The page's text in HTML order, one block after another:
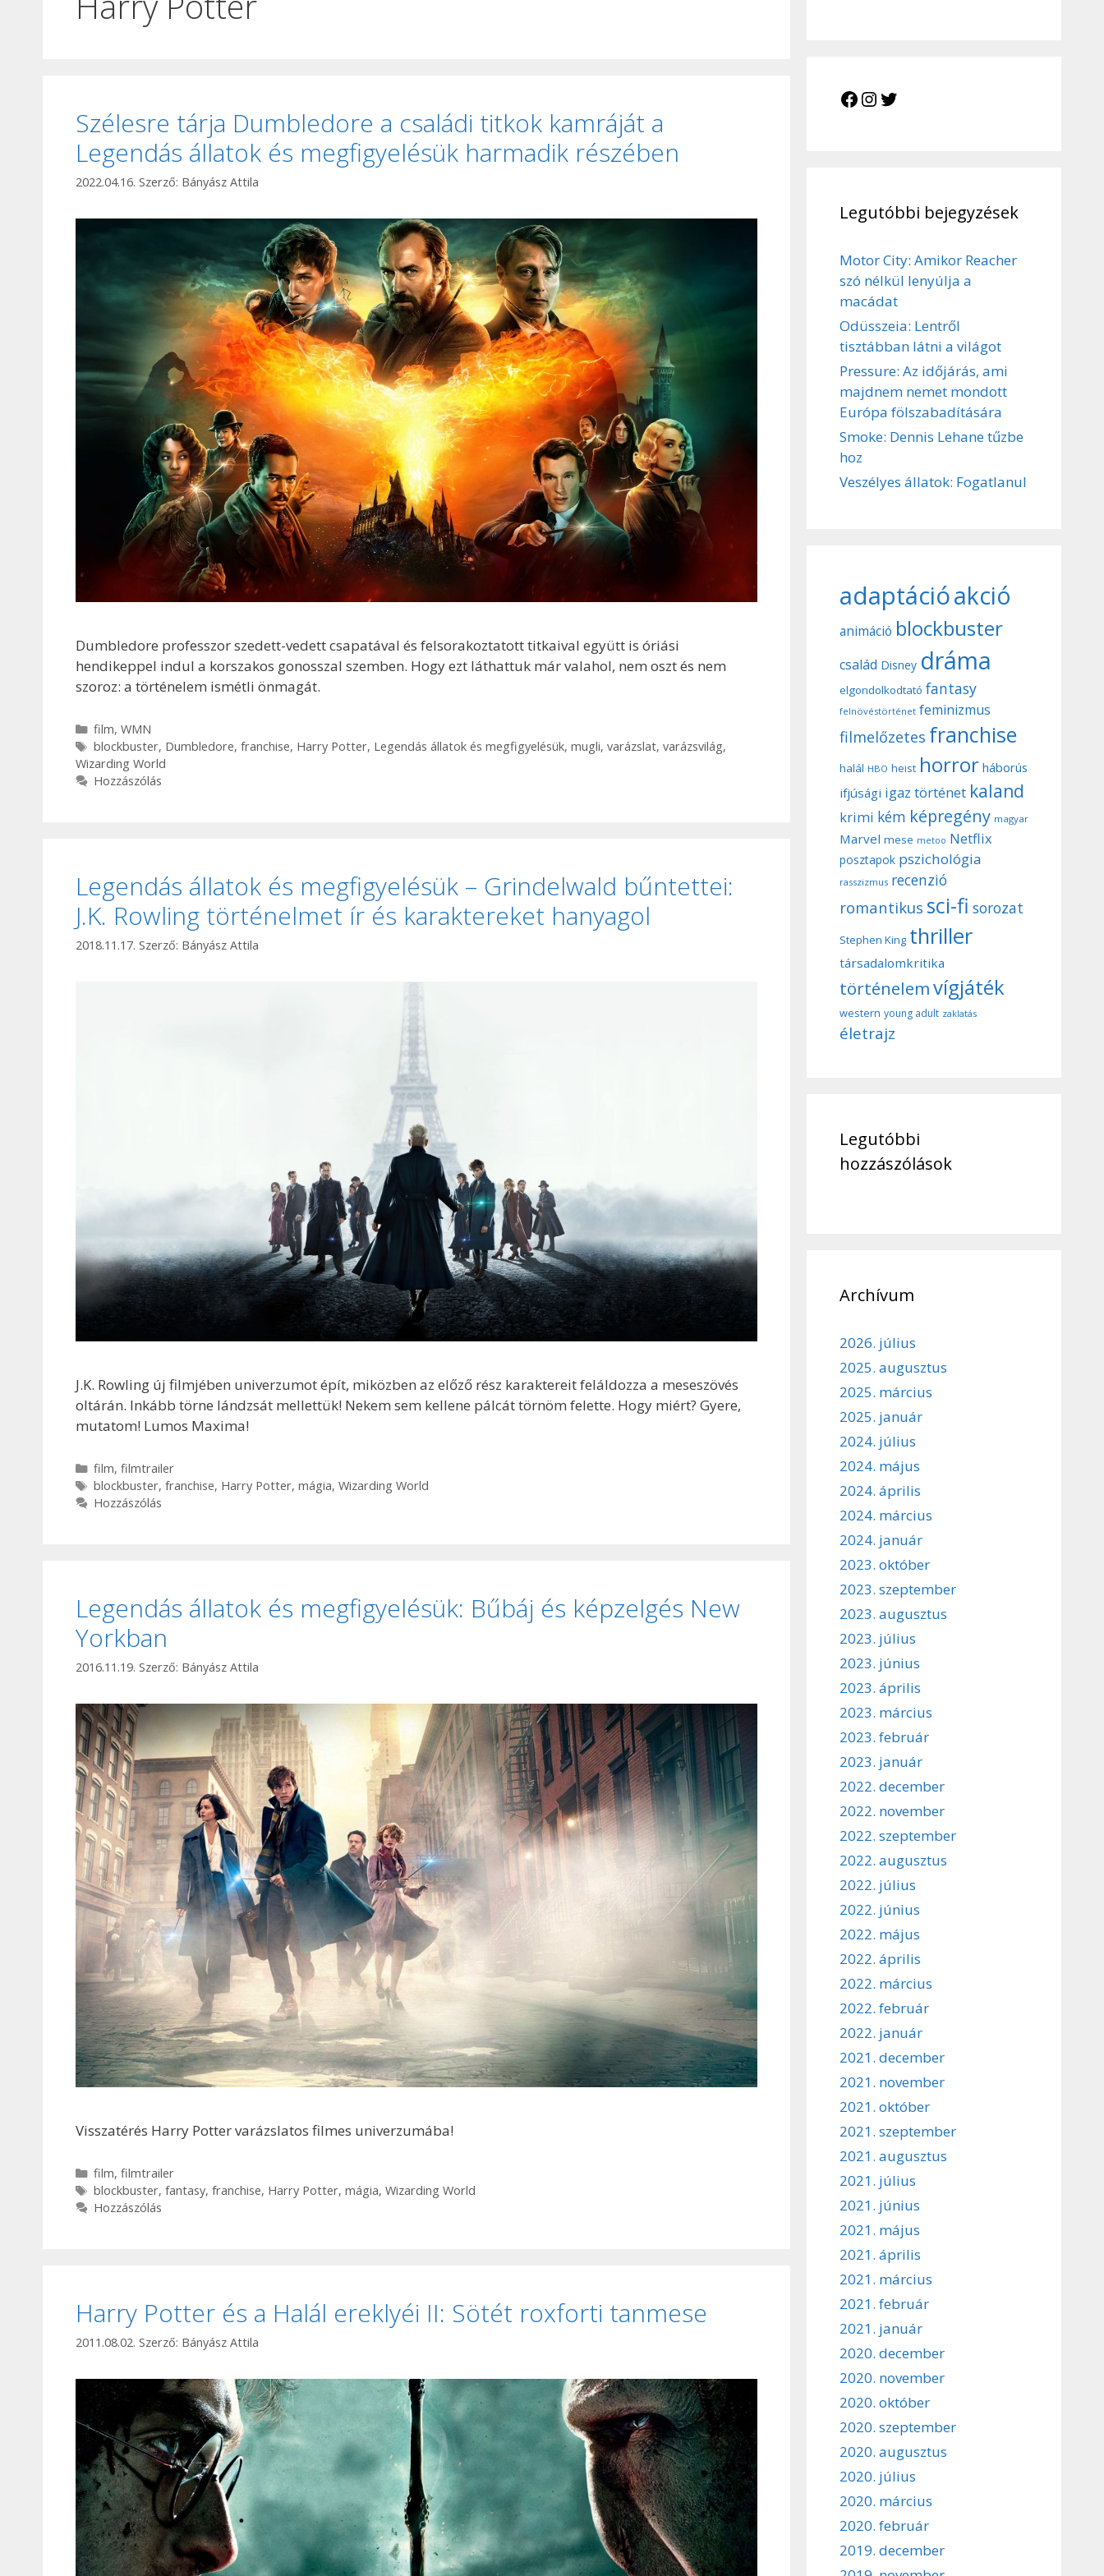
Szélesre tárja Dumbledore a családi titkok kamráját a
Legendás állatok és megfigyelésük harmadik részében
2022.04.16. Szerző: Bányász Attila
Dumbledore professzor szedett-vedett csapatával és felsorakoztatott titkaival együtt is óriási
hendikeppel indul a korszakos gonosszal szemben. Hogy ezt láthattuk már valahol, nem oszt és nem
szoroz: a történelem ismétli önmagát.
Kategória
film, WMN
Címkék
blockbuster, Dumbledore, franchise, Harry Potter, Legendás állatok és megfigyelésük, mugli, varázslat, varázsvilág,
Wizarding World
Hozzászólás
Legendás állatok és megfigyelésük – Grindelwald bűntettei:
J.K. Rowling történelmet ír és karaktereket hanyagol
2018.11.17. Szerző: Bányász Attila
J.K. Rowling új filmjében univerzumot épít, miközben az előző rész karaktereit feláldozza a meseszövés
oltárán. Inkább törne lándzsát mellettük! Nekem sem kellene pálcát törnöm felette. Hogy miért? Gyere,
mutatom! Lumos Maxima!
Kategória
film, filmtrailer
Címkék
blockbuster, franchise, Harry Potter, mágia, Wizarding World
Hozzászólás
Legendás állatok és megfigyelésük: Bűbáj és képzelgés New
Yorkban
2016.11.19. Szerző: Bányász Attila
Visszatérés Harry Potter varázslatos filmes univerzumába!
Kategória
film, filmtrailer
Címkék
blockbuster, fantasy, franchise, Harry Potter, mágia, Wizarding World
Hozzászólás
Harry Potter és a Halál ereklyéi II: Sötét roxforti tanmese
2011.08.02. Szerző: Bányász Attila
Facebook
Instagram
Legutóbbi bejegyzések
Motor City: Amikor Reacher
szó nélkül lenyúlja a
macádat
Odüsszeia: Lentről
tisztábban látni a világot
Pressure: Az időjárás, ami
majdnem nemet mondott
Európa fölszabadítására
Smoke: Dennis Lehane tűzbe
hoz
Veszélyes állatok: Fogatlanul
adaptációakció
animáció blockbuster
család Disney dráma
elgondolkodtató fantasy
felnövéstörténet feminizmus
filmelőzetes franchise
halál HBO heist horror háborús
ifjúsági igaz történet kaland
krimi kém képregény magyar
Marvel mese metoo Netflix
posztapok pszichológia
rasszizmus recenzió
romantikus sci-fi sorozat
Stephen King thriller
társadalomkritika
történelemvígjáték
western young adult zaklatás
életrajz
Legutóbbi
hozzászólások
Archívum
2026. július
2025. augusztus
2025. március
2025. január
2024. július
2024. május
2024. április
2024. március
2024. január
2023. október
2023. szeptember
2023. augusztus
2023. július
2023. június
2023. április
2023. március
2023. február
2023. január
2022. december
2022. november
2022. szeptember
2022. augusztus
2022. július
2022. június
2022. május
2022. április
2022. március
2022. február
2022. január
2021. december
2021. november
2021. október
2021. szeptember
2021. augusztus
2021. július
2021. június
2021. május
2021. április
2021. március
2021. február
2021. január
2020. december
2020. november
2020. október
2020. szeptember
2020. augusztus
2020. július
2020. március
2020. február
2019. december